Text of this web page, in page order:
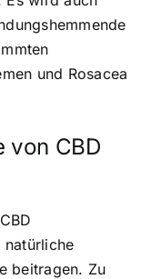
und Rosacea
von CBD
natürliche
beitragen. Zu